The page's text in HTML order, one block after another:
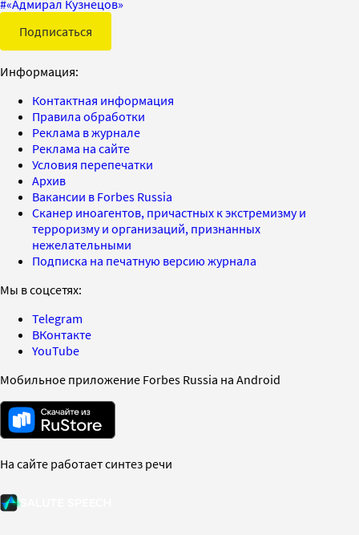
#«Адмирал Кузнецов»
Подписаться
Информация:
Контактная информация
Правила обработки
Реклама в журнале
Реклама на сайте
Условия перепечатки
Архив
Вакансии в Forbes Russia
Сканер иноагентов, причастных к экстремизму и
терроризму и организаций, признанных
нежелательными
Подписка на печатную версию журнала
Мы в соцсетях:
Telegram
ВКонтакте
YouTube
Мобильное приложение Forbes Russia на Android
На сайте работает синтез речи